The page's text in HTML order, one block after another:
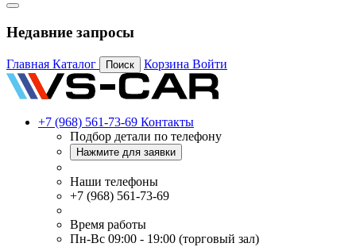
Недавние запросы
Главная Каталог Поиск Корзина Войти
+7 (968) 561-73-69 Контакты
Подбор детали по телефону
Нажмите для заявки
Наши телефоны
+7 (968) 561-73-69
Время работы
Пн-Вс 09:00 - 19:00 (торговый зал)